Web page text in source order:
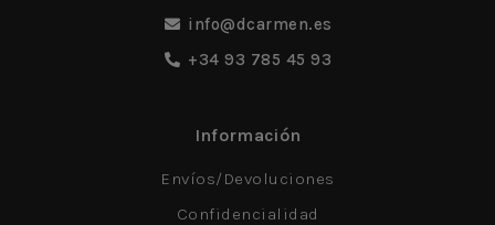
info@dcarmen.es
+34 93 785 45 93
Información
Envíos/Devoluciones
Confidencialidad